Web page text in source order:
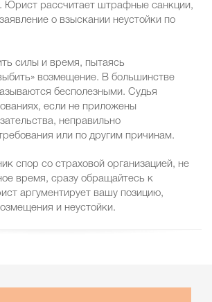
Юрист рассчитает штрафные санкции,
о взыскании неустойки по
силы и время, пытаясь
возмещение. В большинстве
бесполезными. Судья
если не приложены
неправильно
или по другим причинам.
спор со страховой организацией, не
время, сразу обращайтесь к
аргументирует вашу позицию,
и неустойки.